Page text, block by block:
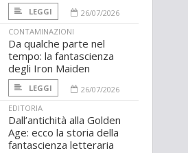
LEGGI
26/07/2026
CONTAMINAZIONI
Da qualche parte nel
tempo: la fantascienza
degli Iron Maiden
LEGGI
26/07/2026
EDITORIA
Dall’antichità alla Golden
Age: ecco la storia della
fantascienza letteraria